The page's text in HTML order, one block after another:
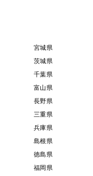
宮城県
茨城県
千葉県
富山県
長野県
三重県
兵庫県
島根県
徳島県
福岡県